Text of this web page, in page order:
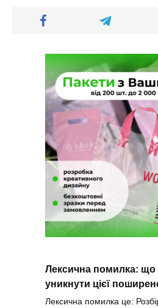
Лексична помилка: що
уникнути цієї
Лексична помилка це: